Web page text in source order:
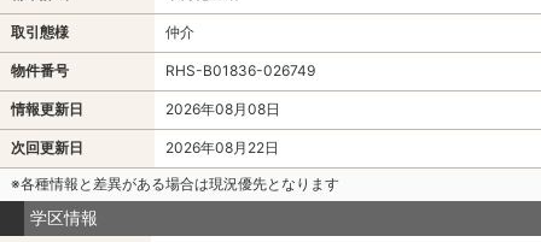
取引態様 仲介
物件番号 RHS-B01836-026749
情報更新日 2026年08月08日
次回更新日
2026年08月22日
※各種情報と差異がある場合は現況優先となります
学区情報